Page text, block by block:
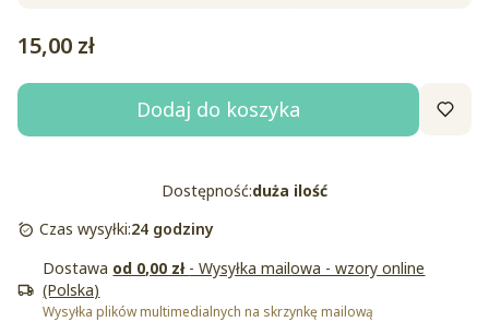
Cena
15,00 zł
Dodaj do koszyka
Dostępność:duża ilość
Czas wysyłki:24 godziny
Dostawa od 0,00 zł - Wysyłka mailowa - wzory online
(Polska)
Wysyłka plików multimedialnych na skrzynkę mailową